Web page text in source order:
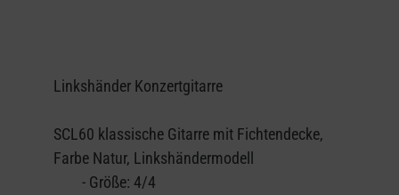
Linkshänder Konzertgitarre
SCL60 klassische Gitarre mit Fichtendecke,
Farbe Natur, Linkshändermodell
- Größe: 4/4